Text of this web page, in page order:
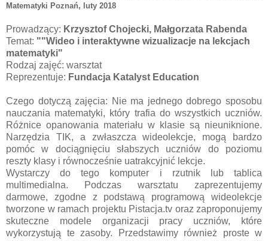
Matematyki Poznań, luty 2018
Prowadzący: Krzysztof Chojecki, Małgorzata Rabenda
Temat: ""Wideo i interaktywne wizualizacje na lekcjach
matematyki"
Rodzaj zajęć: warsztat
Reprezentuje: Fundacja Katalyst Education
Czego dotyczą zajęcia: Nie ma jednego dobrego sposobu
nauczania matematyki, który trafia do wszystkich uczniów.
Różnice opanowania materiału w klasie są nieuniknione.
Narzędzia TIK, a zwłaszcza wideolekcje, mogą bardzo
pomóc w dociągnięciu słabszych uczniów do poziomu
reszty klasy i równocześnie uatrakcyjnić lekcje.
Wystarczy do tego komputer i rzutnik lub tablica
multimedialna. Podczas warsztatu zaprezentujemy
darmowe, zgodne z podstawą programową wideolekcje
tworzone w ramach projektu Pistacja.tv oraz zaproponujemy
skuteczne modele organizacji pracy uczniów, które
wykorzystują te zasoby. Przedstawimy również proste w